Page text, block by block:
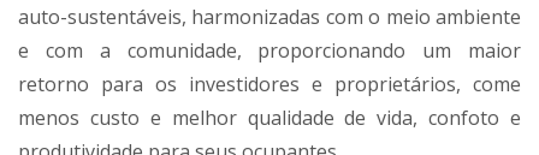
auto-sustentáveis, harmonizadas com o meio ambiente
e com a comunidade, proporcionando um maior
retorno para os investidores e proprietários, come
menos custo e melhor qualidade de vida, confoto e